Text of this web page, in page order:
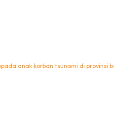
anak korban tsunami di provinsi